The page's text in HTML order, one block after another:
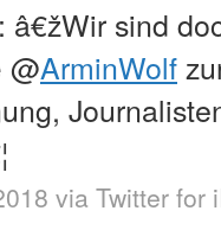
: â€žWir sind
@ArminWolf
via Twitter for